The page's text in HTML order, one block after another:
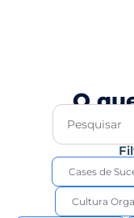
O
Cases de
Cultura